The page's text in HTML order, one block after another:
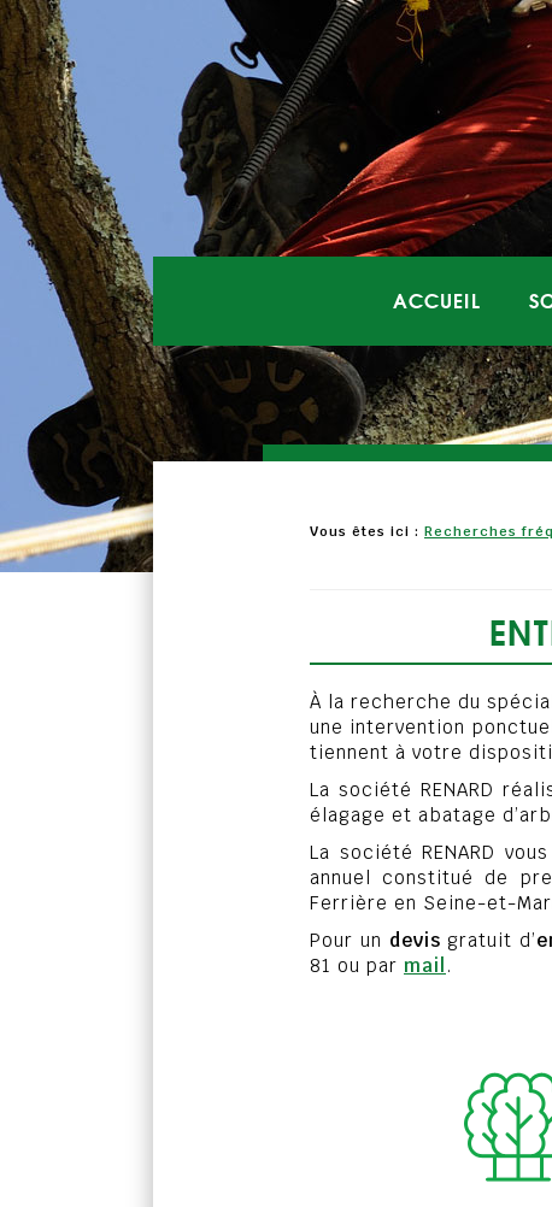
ACCUEIL
Vous êtes ici : Recherches
À la recherche du
une intervention
tiennent à votre
La société RENARD
élagage et abatage
La société RENARD
annuel constitué de
Ferrière en Seine-et-
Pour un devis gratuit d’
81 ou par mail .